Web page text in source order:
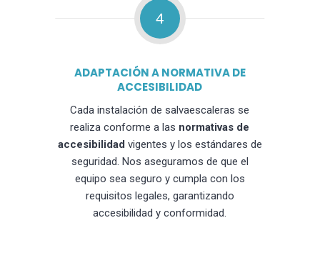
4
ADAPTACIÓN A NORMATIVA DE
ACCESIBILIDAD
Cada instalación de salvaescaleras se
realiza conforme a las normativas de
accesibilidad vigentes y los estándares de
seguridad. Nos aseguramos de que el
equipo sea seguro y cumpla con los
requisitos legales, garantizando
accesibilidad y conformidad.